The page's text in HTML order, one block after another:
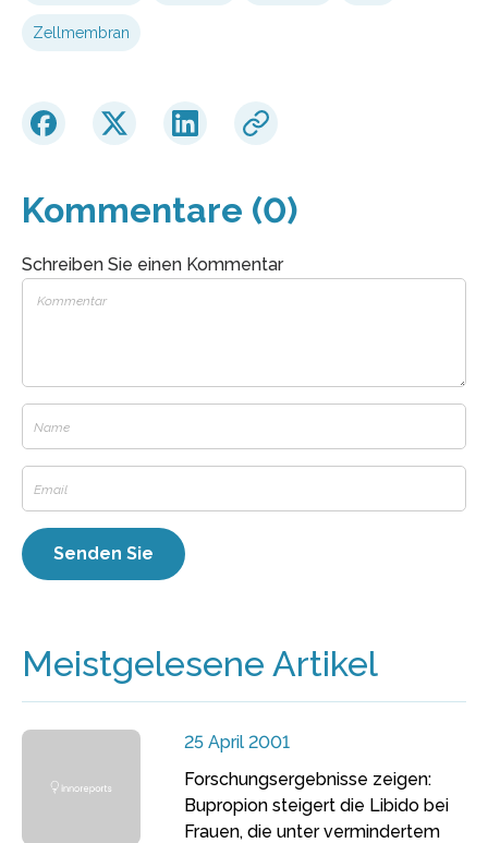
Zellmembran
Kommentare (0)
Schreiben Sie einen Kommentar
Meistgelesene Artikel
25 April 2001
Forschungsergebnisse zeigen:
Bupropion steigert die Libido bei
Frauen, die unter vermindertem